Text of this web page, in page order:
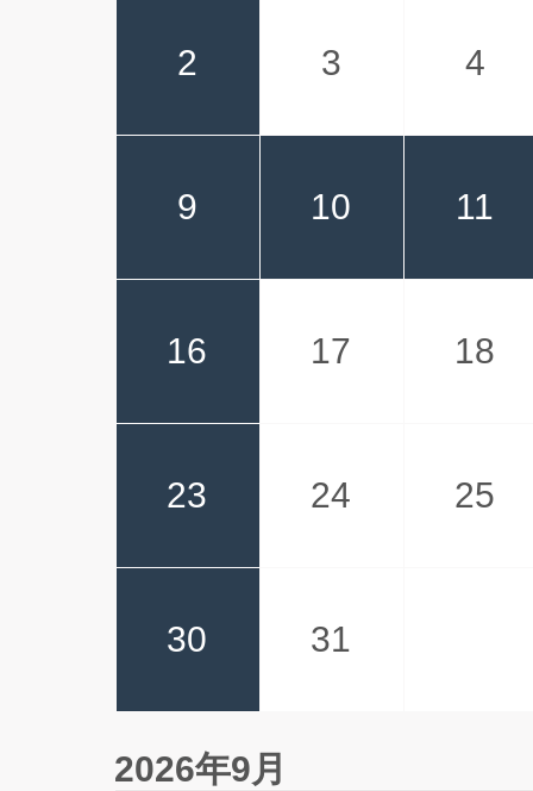
2 3 4
9 10 11
16 17 18
23 24 25
30 31
2026年9月